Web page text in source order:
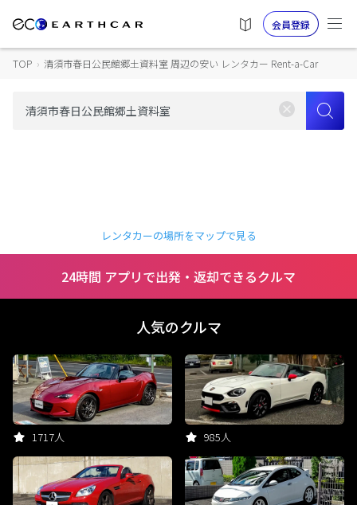
会員登録
TOP › 清須市春日公民館郷土資料室 周辺の安い レンタカー Rent-a-Car
レンタカーの場所をマップで見る
24時間 アプリで出発・返却できるクルマ
人気のクルマ
1717人 985人